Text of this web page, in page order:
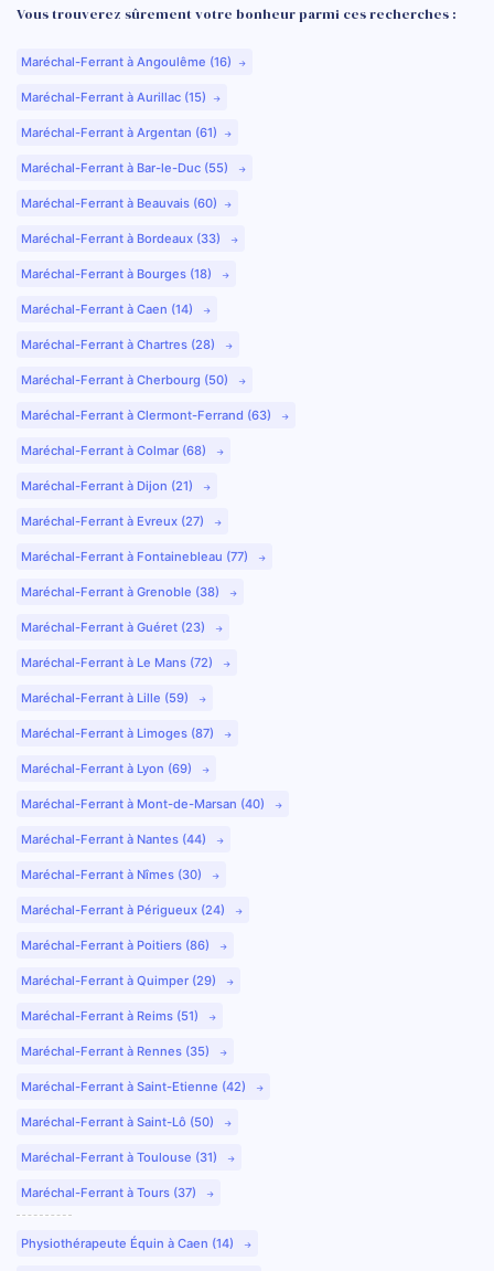
Vous trouverez sûrement votre bonheur parmi ces recherches :
Maréchal-Ferrant à Angoulême (16)
Maréchal-Ferrant à Aurillac (15)
Maréchal-Ferrant à Argentan (61)
Maréchal-Ferrant à Bar-le-Duc (55)
Maréchal-Ferrant à Beauvais (60)
Maréchal-Ferrant à Bordeaux (33)
Maréchal-Ferrant à Bourges (18)
Maréchal-Ferrant à Caen (14)
Maréchal-Ferrant à Chartres (28)
Maréchal-Ferrant à Cherbourg (50)
Maréchal-Ferrant à Clermont-Ferrand (63)
Maréchal-Ferrant à Colmar (68)
Maréchal-Ferrant à Dijon (21)
Maréchal-Ferrant à Evreux (27)
Maréchal-Ferrant à Fontainebleau (77)
Maréchal-Ferrant à Grenoble (38)
Maréchal-Ferrant à Guéret (23)
Maréchal-Ferrant à Le Mans (72)
Maréchal-Ferrant à Lille (59)
Maréchal-Ferrant à Limoges (87)
Maréchal-Ferrant à Lyon (69)
Maréchal-Ferrant à Mont-de-Marsan (40)
Maréchal-Ferrant à Nantes (44)
Maréchal-Ferrant à Nîmes (30)
Maréchal-Ferrant à Périgueux (24)
Maréchal-Ferrant à Poitiers (86)
Maréchal-Ferrant à Quimper (29)
Maréchal-Ferrant à Reims (51)
Maréchal-Ferrant à Rennes (35)
Maréchal-Ferrant à Saint-Etienne (42)
Maréchal-Ferrant à Saint-Lô (50)
Maréchal-Ferrant à Toulouse (31)
Maréchal-Ferrant à Tours (37)
Physiothérapeute Équin à Caen (14)